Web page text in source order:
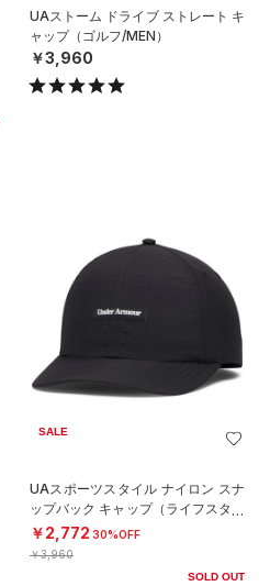
UAストーム ドライブ ストレート キ
ャップ（ゴルフ/MEN）
￥3,960
SALE
UAスポーツスタイル ナイロン スナ
ップバック キャップ（ライフスタイ
ル/MEN）
￥2,772 30%OFF
￥3,960
SOLD OUT